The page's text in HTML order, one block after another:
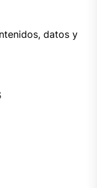
datos y